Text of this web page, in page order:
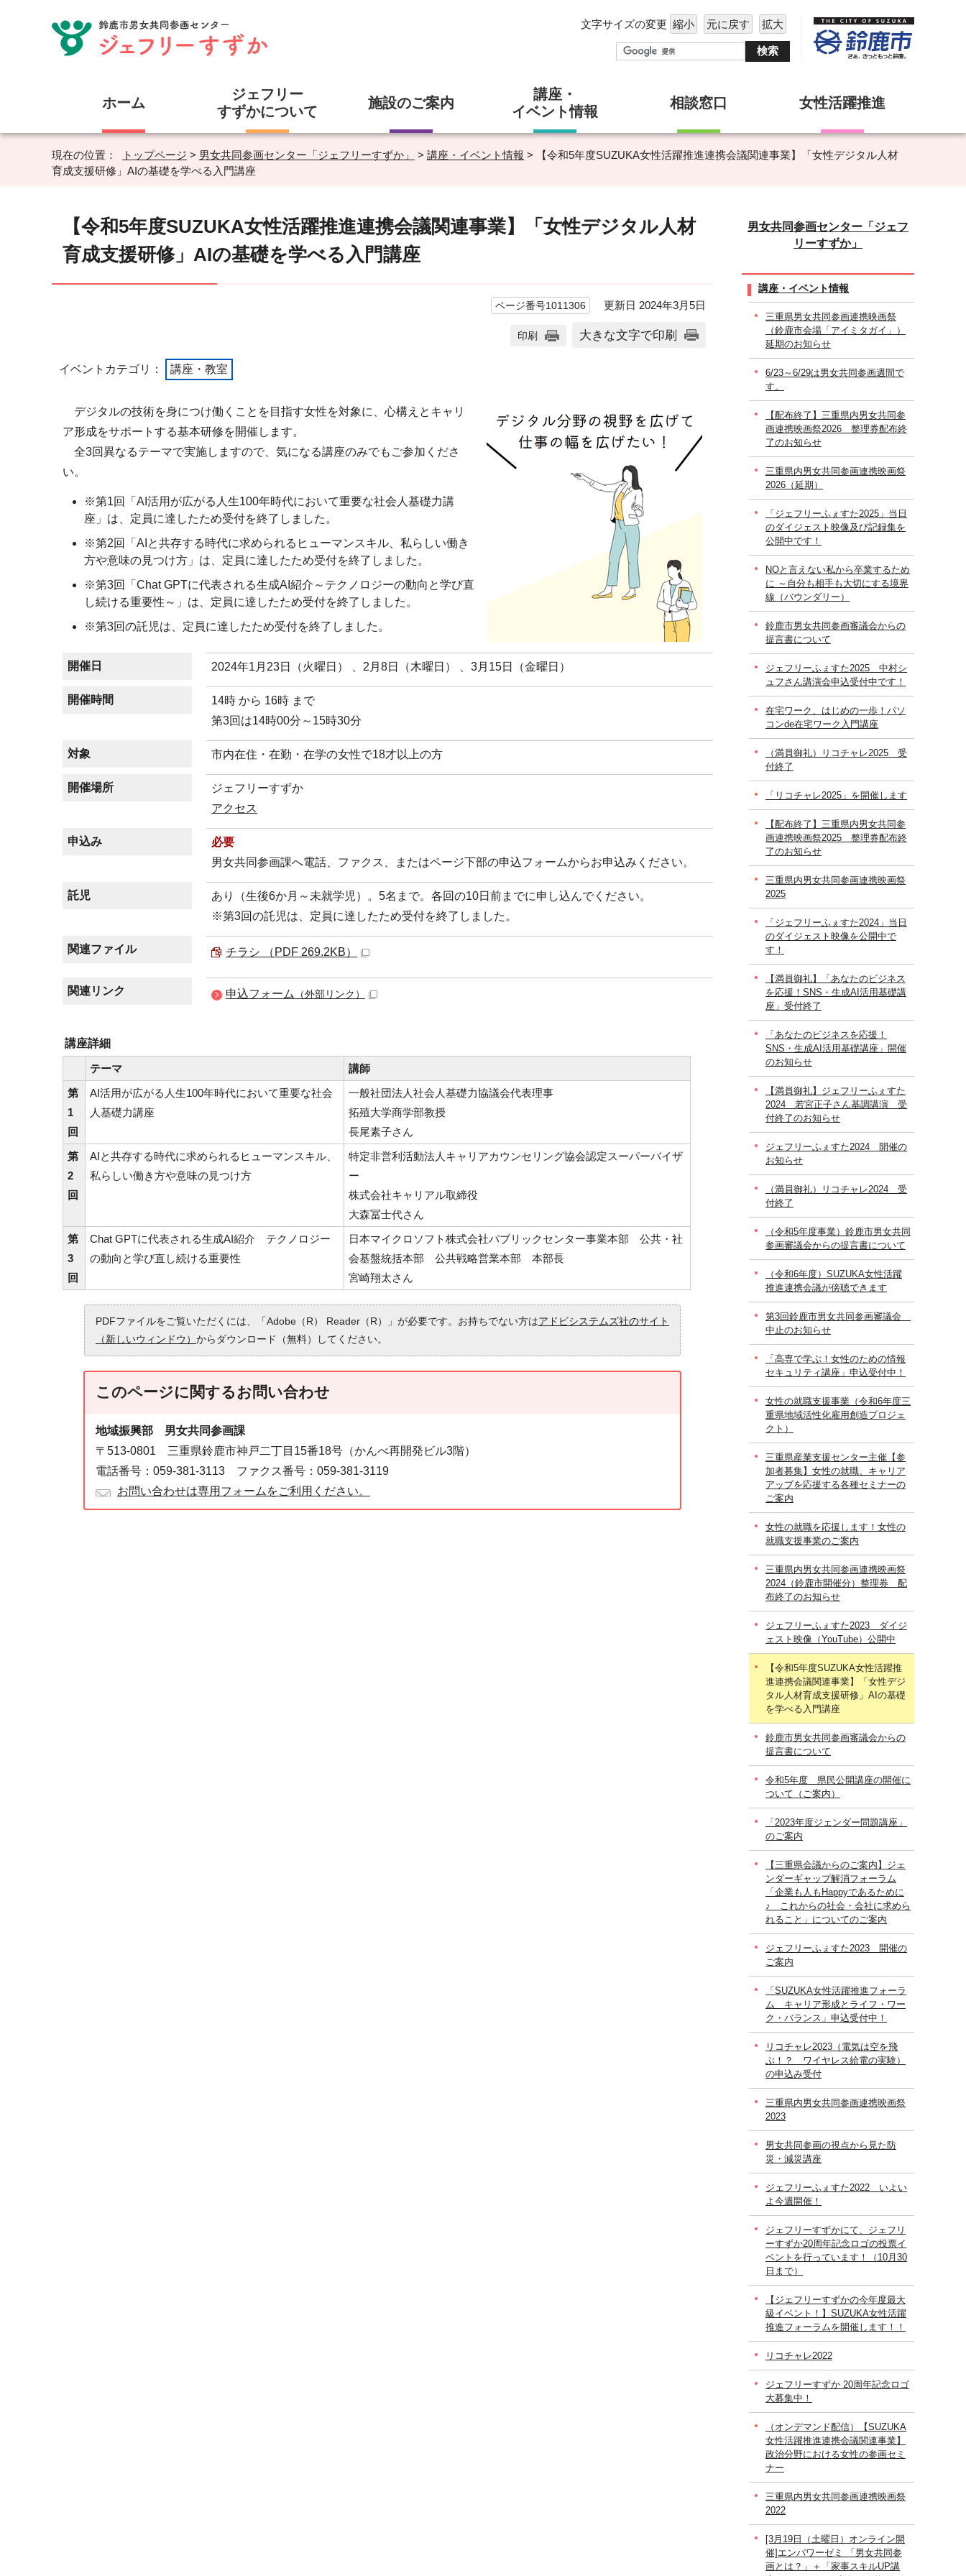
文字サイズの変更 縮小 元に戻す 拡大
ホーム
ジェフリー
すずかについて
施設のご案内
講座・
イベント情報
相談窓口 女性活躍推進
現在の位置： トップページ > 男女共同参画センター「ジェフリーすずか」 > 講座・イベント情報 > 【令和5年度SUZUKA女性活躍推進連携会議関連事業】「女性デジタル人材
育成支援研修」AIの基礎を学べる入門講座
【令和5年度SUZUKA女性活躍推進連携会議関連事業】「女性デジタル人材
育成支援研修」AIの基礎を学べる入門講座
ページ番号1011306 更新日 2024年3月5日
印刷 大きな文字で印刷
イベントカテゴリ： 講座・教室
デジタルの技術を身につけ働くことを目指す女性を対象に、心構えとキャリ
ア形成をサポートする基本研修を開催します。
全3回異なるテーマで実施しますので、気になる講座のみでもご参加くださ
い。
※第1回「AI活用が広がる人生100年時代において重要な社会人基礎力講
座」は、定員に達したため受付を終了しました。
※第2回「AIと共存する時代に求められるヒューマンスキル、私らしい働き
方や意味の見つけ方」は、定員に達したため受付を終了しました。
※第3回「Chat GPTに代表される生成AI紹介～テクノロジーの動向と学び直
し続ける重要性～」は、定員に達したため受付を終了しました。
※第3回の託児は、定員に達したため受付を終了しました。
開催日 2024年1月23日（火曜日） 、2月8日（木曜日） 、3月15日（金曜日）
開催時間
14時 から 16時 まで
第3回は14時00分～15時30分
対象 市内在住・在勤・在学の女性で18才以上の方
開催場所
ジェフリーすずか
アクセス
申込み
必要
男女共同参画課へ電話、ファクス、またはページ下部の申込フォームからお申込みください。
託児
あり（生後6か月～未就学児）。5名まで。各回の10日前までに申し込んでください。
※第3回の託児は、定員に達したため受付を終了しました。
関連ファイル チラシ （PDF 269.2KB）
関連リンク 申込フォーム （外部リンク）
講座詳細
テーマ
講師
第
1
回
AI活用が広がる人生100年時代において重要な社会
人基礎力講座
一般社団法人社会人基礎力協議会代表理事
拓殖大学商学部教授
長尾素子さん
第
2
回
AIと共存する時代に求められるヒューマンスキル、
私らしい働き方や意味の見つけ方
特定非営利活動法人キャリアカウンセリング協会認定スーパーバイザ
ー
株式会社キャリアル取締役
大森冨士代さん
第
3
回
Chat GPTに代表される生成AI紹介 テクノロジー
の動向と学び直し続ける重要性
日本マイクロソフト株式会社パブリックセンター事業本部 公共・社
会基盤統括本部 公共戦略営業本部 本部長
宮崎翔太さん
PDFファイルをご覧いただくには、「Adobe（R） Reader（R）」が必要です。お持ちでない方はアドビシステムズ社のサイト
（新しいウィンドウ） からダウンロード（無料）してください。
このページに関するお問い合わせ
地域振興部 男女共同参画課
〒513-0801 三重県鈴鹿市神戸二丁目15番18号（かんべ再開発ビル3階）
電話番号：059-381-3113 ファクス番号：059-381-3119
お問い合わせは専用フォームをご利用ください。
男女共同参画センター「ジェフ
リーすずか」
講座・イベント情報
三重県男女共同参画連携映画祭
（鈴鹿市会場「アイミタガイ」）
延期のお知らせ
6/23～6/29は男女共同参画週間で
す。
【配布終了】三重県内男女共同参
画連携映画祭2026 整理券配布終
了のお知らせ
三重県内男女共同参画連携映画祭
2026（延期）
「ジェフリーふぇすた2025」当日
のダイジェスト映像及び記録集を
公開中です！
NOと言えない私から卒業するため
に ～自分も相手も大切にする境界
線（バウンダリー）
鈴鹿市男女共同参画審議会からの
提言書について
ジェフリーふぇすた2025 中村シ
ュフさん講演会申込受付中です！
在宅ワーク、はじめの一歩！パソ
コンde在宅ワーク入門講座
（満員御礼）リコチャレ2025 受
付終了
「リコチャレ2025」を開催します
【配布終了】三重県内男女共同参
画連携映画祭2025 整理券配布終
了のお知らせ
三重県内男女共同参画連携映画祭
2025
「ジェフリーふぇすた2024」当日
のダイジェスト映像を公開中で
す！
【満員御礼】「あなたのビジネス
を応援！SNS・生成AI活用基礎講
座」受付終了
「あなたのビジネスを応援！
SNS・生成AI活用基礎講座」開催
のお知らせ
【満員御礼】ジェフリーふぇすた
2024 若宮正子さん基調講演 受
付終了のお知らせ
ジェフリーふぇすた2024 開催の
お知らせ
（満員御礼）リコチャレ2024 受
付終了
（令和5年度事業）鈴鹿市男女共同
参画審議会からの提言書について
（令和6年度）SUZUKA女性活躍
推進連携会議が傍聴できます
第3回鈴鹿市男女共同参画審議会
中止のお知らせ
「高専で学ぶ！女性のための情報
セキュリティ講座」申込受付中！
女性の就職支援事業（令和6年度三
重県地域活性化雇用創造プロジェ
クト）
三重県産業支援センター主催【参
加者募集】女性の就職、キャリア
アップを応援する各種セミナーの
ご案内
女性の就職を応援します！女性の
就職支援事業のご案内
三重県内男女共同参画連携映画祭
2024（鈴鹿市開催分）整理券 配
布終了のお知らせ
ジェフリーふぇすた2023 ダイジ
ェスト映像（YouTube）公開中
【令和5年度SUZUKA女性活躍推
進連携会議関連事業】「女性デジ
タル人材育成支援研修」AIの基礎
を学べる入門講座
鈴鹿市男女共同参画審議会からの
提言書について
令和5年度 県民公開講座の開催に
ついて（ご案内）
「2023年度ジェンダー問題講座」
のご案内
【三重県会議からのご案内】ジェ
ンダーギャップ解消フォーラム
「企業も人もHappyであるために
♪ これからの社会・会社に求めら
れること」についてのご案内
ジェフリーふぇすた2023 開催の
ご案内
「SUZUKA女性活躍推進フォーラ
ム キャリア形成とライフ・ワー
ク・バランス」申込受付中！
リコチャレ2023（電気は空を飛
ぶ！？ ワイヤレス給電の実験）
の申込み受付
三重県内男女共同参画連携映画祭
2023
男女共同参画の視点から見た防
災・減災講座
ジェフリーふぇすた2022 いよい
よ今週開催！
ジェフリーすずかにて、ジェフリ
ーすずか20周年記念ロゴの投票イ
ベントを行っています！（10月30
日まで）
【ジェフリーすずかの今年度最大
級イベント！】SUZUKA女性活躍
推進フォーラムを開催します！！
リコチャレ2022
ジェフリーすずか 20周年記念ロゴ
大募集中！
（オンデマンド配信）【SUZUKA
女性活躍推進連携会議関連事業】
政治分野における女性の参画セミ
ナー
三重県内男女共同参画連携映画祭
2022
[3月19日（土曜日）オンライン開
催]エンパワーゼミ 「男女共同参
画とは？」＋「家事スキルUP講